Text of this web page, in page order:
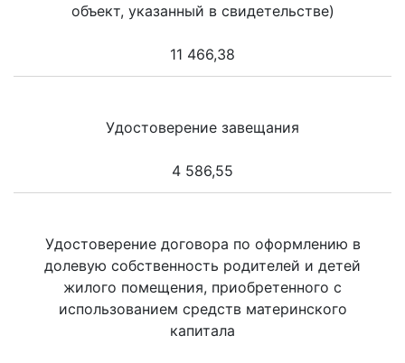
объект, указанный в свидетельстве)
11 466,38
Удостоверение завещания
4 586,55
Удостоверение договора по оформлению в
долевую собственность родителей и детей
жилого помещения, приобретенного с
использованием средств материнского
капитала